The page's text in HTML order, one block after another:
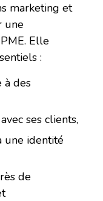
marketing et
une
Elle
:
à des
avec ses clients,
une identité
de